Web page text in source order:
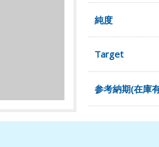
純度
Target
参考納期(在庫